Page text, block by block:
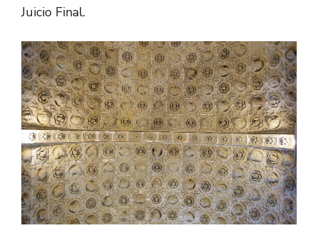
Juicio Final.